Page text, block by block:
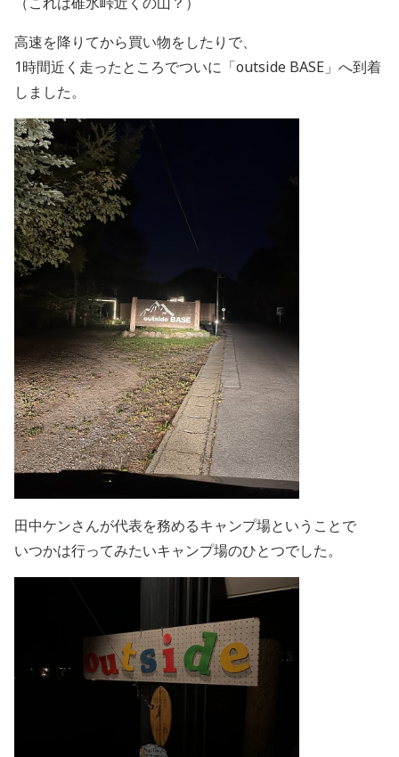
高速を降りてから買い物をしたりで、
1時間近く走ったところでついに「outside BASE」へ到着
しました。
田中ケンさんが代表を務めるキャンプ場ということで
いつかは行ってみたいキャンプ場のひとつでした。